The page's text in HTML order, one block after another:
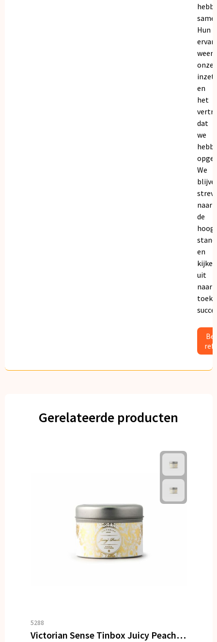
Hun
onze
inzet
en
het
dat
we
We
naar
de
en
kijken
uit
naar
Gerelateerde producten
5288
Victorian Sense Tinbox Juicy Peach geurkaars